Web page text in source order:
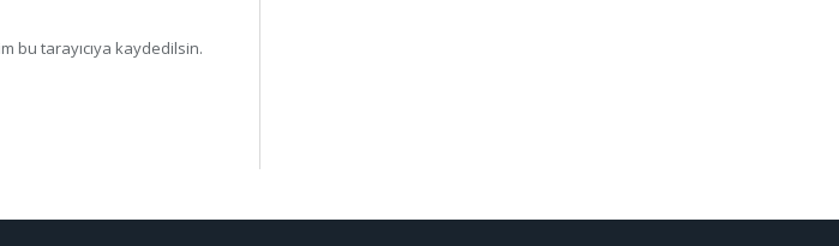
bu tarayıcıya kaydedilsin.